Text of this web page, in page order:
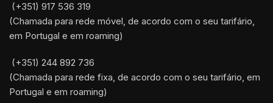
(+351) 917 536 319
(Chamada para rede móvel, de acordo com o seu tarifário,
em Portugal e em roaming)
(+351) 244 892 736
(Chamada para rede fixa, de acordo com o seu tarifário, em
Portugal e em roaming)